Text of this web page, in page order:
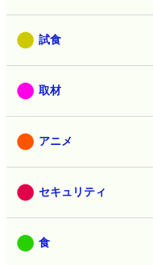
試食
取材
アニメ
セキュリティ
食